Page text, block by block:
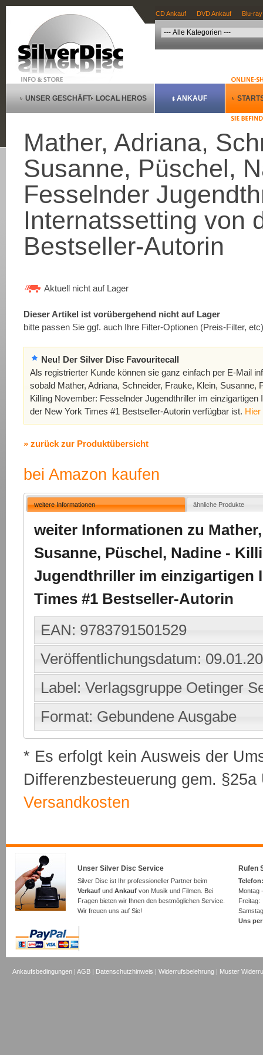
CD Ankauf DVD Ankauf Blu-
UNSER GESCHÄFT LOCAL HEROS ANKAUF
Mather, Adriana,
Susanne, Püschel,
Fesselnder
Internatssetting von
Bestseller-Autorin
Aktuell nicht auf Lager
Dieser Artikel ist vorübergehend nicht auf Lager
bitte passen Sie ggf. auch Ihre Filter-Optionen (Preis-Filter,
Neu! Der Silver Disc Favouritecall
Als registrierter Kunde können sie ganz einfach per E-Mail
sobald Mather, Adriana, Schneider, Frauke, Klein, Susanne,
Killing November: Fesselnder Jugendthriller im einzigartigen
der New York Times #1 Bestseller-Autorin verfügbar ist.
» zurück zur Produktübersicht
bei Amazon kaufen
weitere Informationen ähnliche Produkte
weiter Informationen zu
Susanne, Püschel, Nadine -
Jugendthriller im einzigartigen
Times #1 Bestseller-Autorin
EAN: 9783791501529
Veröffentlichungsdatum:
Label: Verlagsgruppe Oetinger
Format: Gebundene Ausgabe
* Es erfolgt kein Ausweis der
Differenzbesteuerung gem.
Versandkosten
Unser Silver Disc Service
Silver Disc ist Ihr professioneller Partner beim
Verkauf und Ankauf von Musik und Filmen. Bei
Fragen bieten wir Ihnen den bestmöglichen Service.
Wir freuen uns auf Sie!
Rufen
Montag
Uns
Ankaufsbedingungen |AGB | Datenschutzhinweis |Widerrufsbelehrung | Muster